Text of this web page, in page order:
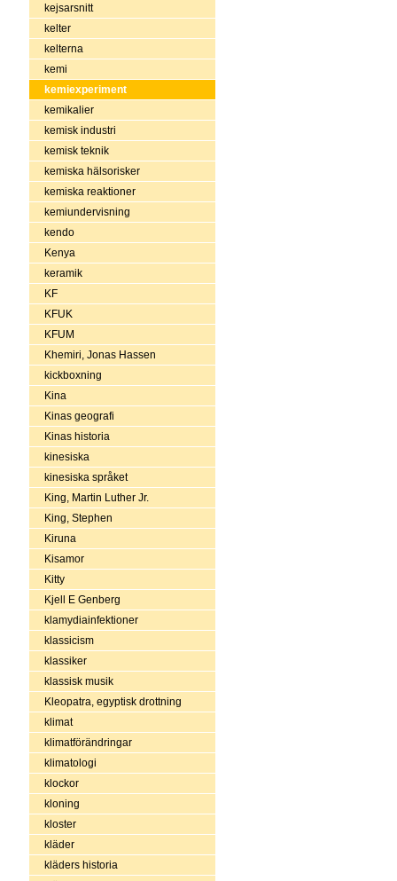
kejsarsnitt
kelter
kelterna
kemi
kemiexperiment
kemikalier
kemisk industri
kemisk teknik
kemiska hälsorisker
kemiska reaktioner
kemiundervisning
kendo
Kenya
keramik
KF
KFUK
KFUM
Khemiri, Jonas Hassen
kickboxning
Kina
Kinas geografi
Kinas historia
kinesiska
kinesiska språket
King, Martin Luther Jr.
King, Stephen
Kiruna
Kisamor
Kitty
Kjell E Genberg
klamydiainfektioner
klassicism
klassiker
klassisk musik
Kleopatra, egyptisk drottning
klimat
klimatförändringar
klimatologi
klockor
kloning
kloster
kläder
kläders historia